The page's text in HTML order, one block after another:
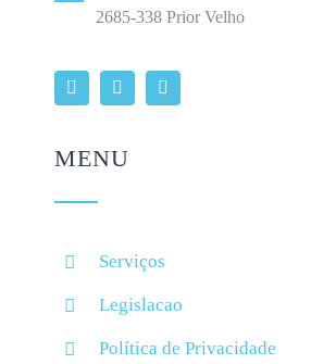
2685-338 Prior Velho
MENU
Serviços
Legislacao
Política de Privacidade